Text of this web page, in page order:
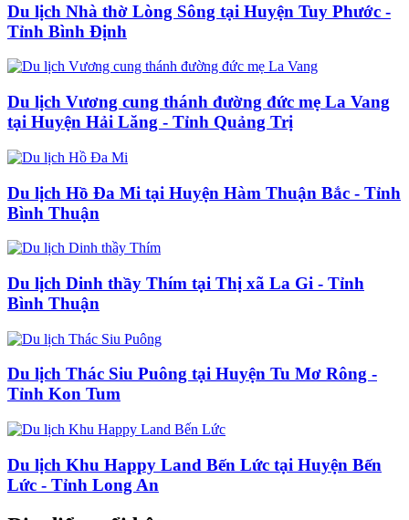
Du lịch Nhà thờ Lòng Sông tại Huyện Tuy Phước -
Tỉnh Bình Định
Du lịch Vương cung thánh đường đức mẹ La Vang
tại Huyện Hải Lăng - Tỉnh Quảng Trị
Du lịch Hồ Đa Mi tại Huyện Hàm Thuận Bắc - Tỉnh
Bình Thuận
Du lịch Dinh thầy Thím tại Thị xã La Gi - Tỉnh
Bình Thuận
Du lịch Thác Siu Puông tại Huyện Tu Mơ Rông -
Tỉnh Kon Tum
Du lịch Khu Happy Land Bến Lức tại Huyện Bến
Lức - Tỉnh Long An